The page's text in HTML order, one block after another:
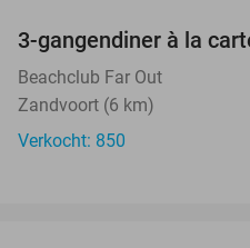
3-gangendiner à la
Beachclub Far Out
Zandvoort (6 km)
Verkocht: 850